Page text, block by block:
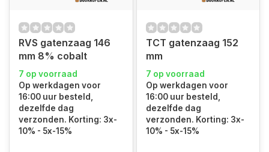
RVS gatenzaag 146
mm 8% cobalt
7 op voorraad
Op werkdagen voor
16:00 uur besteld,
dezelfde dag
verzonden. Korting: 3x-
10% - 5x-15%
TCT gatenzaag 152
mm
7 op voorraad
Op werkdagen voor
16:00 uur besteld,
dezelfde dag
verzonden. Korting: 3x-
10% - 5x-15%